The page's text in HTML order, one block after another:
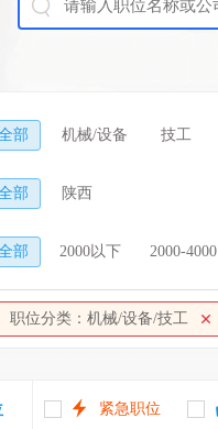
部 机械/设备 技工
部 陕西
部 2000以下 2000-4000
职位分类：机械/设备/技工
紧急职位